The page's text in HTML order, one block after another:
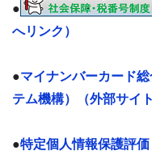
●
へリンク）
●マイナンバーカード
テム機構）（外部サイ
●特定個人情報保護評